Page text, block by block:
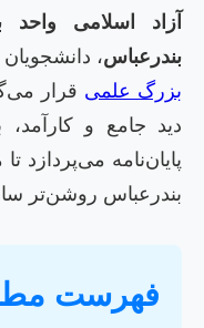
آزاد اسلامی واحد
بندرعباس،
بزرگ علمی قرار
دید جامع و
پایان‌نامه می‌پردازد
بندرعباس روشن‌تر
فهرست